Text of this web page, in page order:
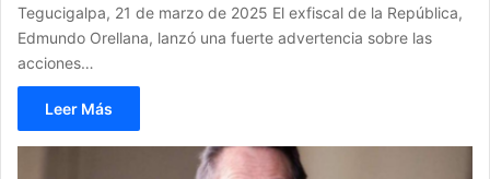
Tegucigalpa, 21 de marzo de 2025 El exfiscal de la República,
Edmundo Orellana, lanzó una fuerte advertencia sobre las
acciones…
Leer Más